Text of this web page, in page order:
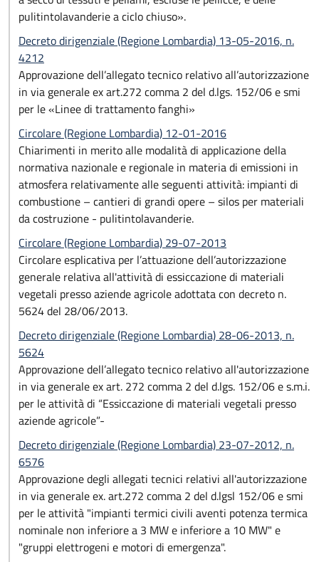
pulitintolavanderie a ciclo chiuso».
Decreto dirigenziale (Regione Lombardia) 13-05-2016, n.
4212
Approvazione dell’allegato tecnico relativo all’autorizzazione
in via generale ex art.272 comma 2 del d.lgs. 152/06 e smi
per le «Linee di trattamento fanghi»
Circolare (Regione Lombardia) 12-01-2016
Chiarimenti in merito alle modalità di applicazione della
normativa nazionale e regionale in materia di emissioni in
atmosfera relativamente alle seguenti attività: impianti di
combustione – cantieri di grandi opere – silos per materiali
da costruzione - pulitintolavanderie.
Circolare (Regione Lombardia) 29-07-2013
Circolare esplicativa per l’attuazione dell’autorizzazione
generale relativa all'attività di essiccazione di materiali
vegetali presso aziende agricole adottata con decreto n.
5624 del 28/06/2013.
Decreto dirigenziale (Regione Lombardia) 28-06-2013, n.
5624
Approvazione dell’allegato tecnico relativo all'autorizzazione
in via generale ex art. 272 comma 2 del d.lgs. 152/06 e s.m.i.
per le attività di “Essiccazione di materiali vegetali presso
aziende agricole”-
Decreto dirigenziale (Regione Lombardia) 23-07-2012, n.
6576
Approvazione degli allegati tecnici relativi all'autorizzazione
in via generale ex. art.272 comma 2 del d.lgsl 152/06 e smi
per le attività "impianti termici civili aventi potenza termica
nominale non inferiore a 3 MW e inferiore a 10 MW" e
"gruppi elettrogeni e motori di emergenza".